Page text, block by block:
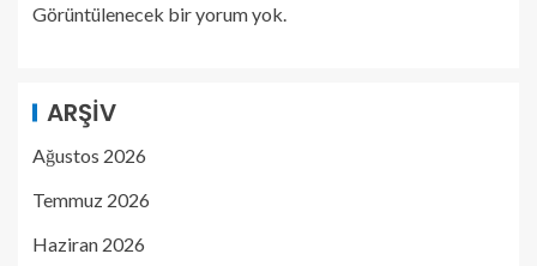
Görüntülenecek bir yorum yok.
ARŞIV
Ağustos 2026
Temmuz 2026
Haziran 2026